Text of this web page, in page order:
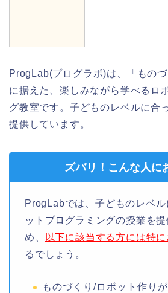
ProgLab(プログラボ)は、「もの
に据えた、楽しみながら学べるロ
グ教室です。子どものレベルに合
提供しています。
ズバリ！こんな人に
ProgLabでは、子どものレベ
ットプログラミングの授業を
め、
以下に該当する方には特
るでしょう。
ものづくり/ロボット作り